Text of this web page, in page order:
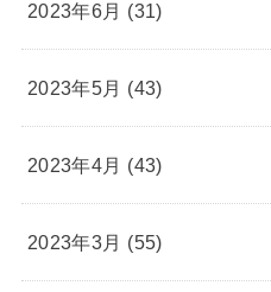
2023年6月 (31)
2023年5月 (43)
2023年4月 (43)
2023年3月 (55)